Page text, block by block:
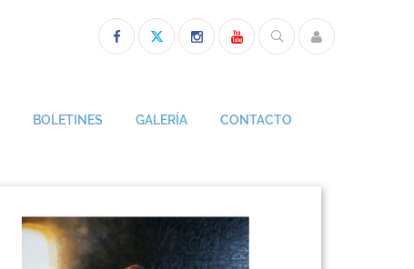
BOLETINES GALERÍA CONTACTO